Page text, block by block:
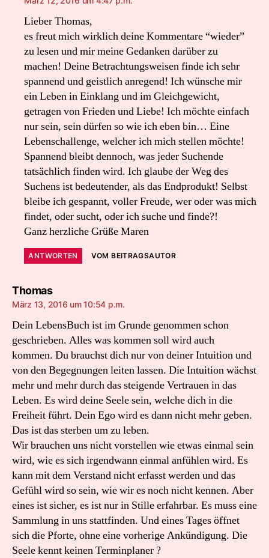
Lieber Thomas,
es freut mich wirklich deine Kommentare “wieder”
zu lesen und mir meine Gedanken darüber zu
machen! Deine Betrachtungsweisen finde ich sehr
spannend und geistlich anregend! Ich wünsche mir
ein Leben in Einklang und im Gleichgewicht,
getragen von Frieden und Liebe! Ich möchte einfach
nur sein, sein dürfen so wie ich eben bin… Eine
Lebenschallenge, welcher ich mich stellen möchte!
Spannend bleibt dennoch, was jeder Suchende
tatsächlich finden wird. Ich glaube der Weg des
Suchens ist bedeutender, als das Endprodukt! Selbst
bleibe ich gespannt, voller Freude, wer oder was mich
findet, oder sucht, oder ich suche und finde?!
Ganz herzliche Grüße Maren
ANTWORTEN VOM BEITRAGSAUTOR
Thomassagt:
März 13, 2016 um 10:54 p.m.
Dein LebensBuch ist im Grunde genommen schon
geschrieben. Alles was kommen soll wird auch
kommen. Du brauchst dich nur von deiner Intuition und
von den Begegnungen leiten lassen. Die Intuition wächst
mehr und mehr durch das steigende Vertrauen in das
Leben. Es wird deine Seele sein, welche dich in die
Freiheit führt. Dein Ego wird es dann nicht mehr geben.
Das ist das sterben um zu leben.
Wir brauchen uns nicht vorstellen wie etwas einmal sein
wird, wie es sich irgendwann einmal anfühlen wird. Es
kann mit dem Verstand nicht erfasst werden und das
Gefühl wird so sein, wie wir es noch nicht kennen. Aber
eines ist sicher, es ist nur in Stille erfahrbar. Es muss eine
Sammlung in uns stattfinden. Und eines Tages öffnet
sich die Pforte, ohne eine vorherige Ankündigung. Die
Seele kennt keinen Terminplaner ?